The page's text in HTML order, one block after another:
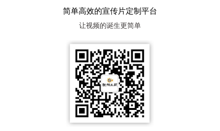
简单高效的宣传片定制平台
让视频的诞生更简单